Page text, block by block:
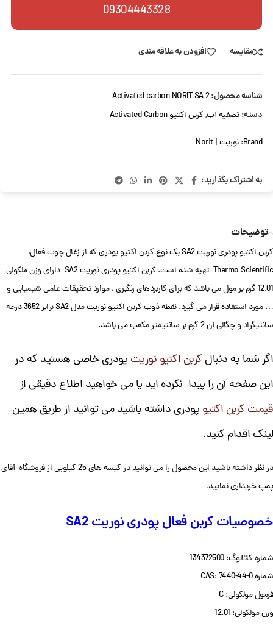
09304443328
مقایسه افزودن به علاقه مندی
شناسه محصول:Activated carbon NORIT SA 2
دسته: تصفیه آب,کربن اکتیو Activated Carbon
Brand: نوریت | Norit
به اشتراک بگذارید:
توضیحات
کربن اکتیو پودری نوریت SA2 یک نوع کربن اکتیو پودری که از زغال چوب فعال،
Thermo Scientific تهیه شده است. کربن اکتیو پودری نوریت SA2 دارای وزن ملکولی
12.01 گرم بر مول می باشد که برای کاربردهای رنگبری ، موارد تحقیقات علمی شیمیایی و
… مورد استفاده قرار می گیرد. نقطه ذوب کربن اکتیو نوریت مدل SA2 برابر 3652 درجه
سانتیگراد و چگالی آن 2 گرم بر سانتیمتر مکعب می باشد.
اگر شما به دنبال کربن اکتیو نوریت پودری خاصی هستید که در
این صفحه آن را پیدا نکرده اید یا می خواهید اطلاع دقیقی از
قیمت کربن اکتیو پودری داشته باشید می توانید از طریق همین
لینک اقدام کنید.
در نظر داشته باشید این محصول را می توانید در کیسه های 25 کیلویی از فروشگاه آقای
پمپ خریداری نمایید.
خصوصیات کربن فعال پودری نوریت SA2
شماره کاتالوگ: 134372500
شماره CAS: 7440-44-0
فرمول مولکولی: C
وزن مولکولی: 12.01